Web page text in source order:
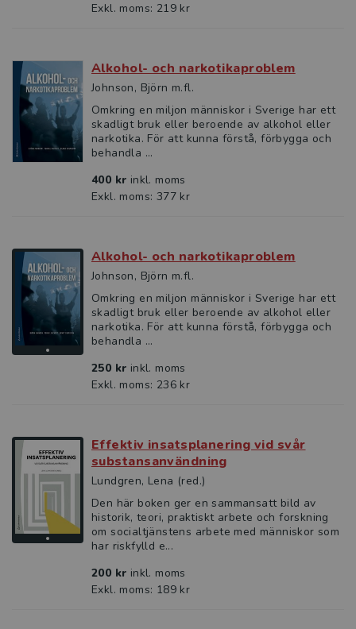
Exkl. moms: 219 kr
Alkohol- och narkotikaproblem
Johnson, Björn m.fl.
Omkring en miljon människor i Sverige har ett
skadligt bruk eller beroende av alkohol eller
narkotika. För att kunna förstå, förbygga och
behandla ...
400 kr inkl. moms
Exkl. moms: 377 kr
Alkohol- och narkotikaproblem
Johnson, Björn m.fl.
Omkring en miljon människor i Sverige har ett
skadligt bruk eller beroende av alkohol eller
narkotika. För att kunna förstå, förbygga och
behandla ...
250 kr inkl. moms
Exkl. moms: 236 kr
Effektiv insatsplanering vid svår
substansanvändning
Lundgren, Lena (red.)
Den här boken ger en sammansatt bild av
historik, teori, praktiskt arbete och forskning
om socialtjänstens arbete med människor som
har riskfylld e...
200 kr inkl. moms
Exkl. moms: 189 kr